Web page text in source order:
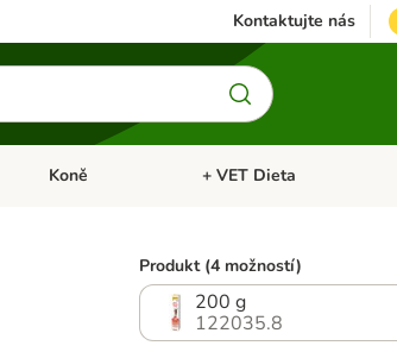
Kontaktujte nás
Otevřít menu: Akvaristika
Koně Otevřít menu: Koně
+ VET Dieta
Produkt (4 možností)
200 g
122035.8